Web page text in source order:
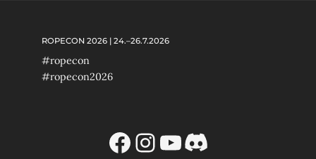
ROPECON 2026 | 24.–26.7.2026
#ropecon
#ropecon2026
Facebook
Instagram
YouTube
Discord